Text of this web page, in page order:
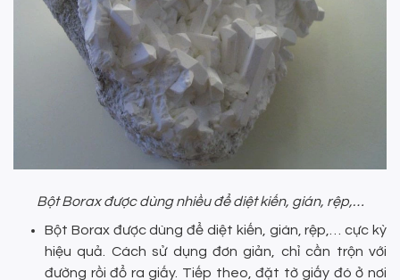
Bột Borax được dùng nhiều để diệt kiến, gián, rệp,…
Bột Borax được dùng để diệt kiến, gián, rệp,… cực kỳ
hiệu quả. Cách sử dụng đơn giản, chỉ cần trộn với
đường rồi đổ ra giấy. Tiếp theo, đặt tờ giấy đó ở nơi